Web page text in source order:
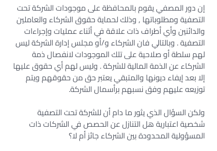
إن دور المصفي يقوم بالمحافظة على موجودات الشركة تحت
التصفية ومطلوباتها , وذلك لحماية حقوق الشركاء والعاملين
والدائنين وأي أطراف ذات علاقة في أثناء عمليات وإجراءات
التصفية . وبالتالي فان الشركاء و/أو مجلس إدارة الشركة ليس
لهم سلطة أو صلاحية على تلك الموجودات لانفصال ذمة
الشركاء عن الذمة المالية للشركة . وليس لهم أي حقوق عليها
إلا بعد إيفاء ديونها والمتبقي يعتبر حق من حقوقهم ويتم
توزيعه عليهم وفق نسبهم برأسمال الشركة.
ولكن السؤال الذي يثور ما دام أن للشركة تحت التصفية
شخصية اعتبارية هل التنازل عن الحصص في الشركات ذات
المسؤولية المحدودة بين الشركاء جائز أم لا؟